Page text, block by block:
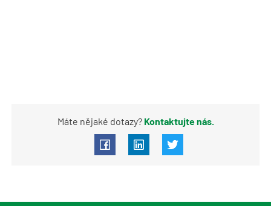
Máte nějaké dotazy?Kontaktujte nás.